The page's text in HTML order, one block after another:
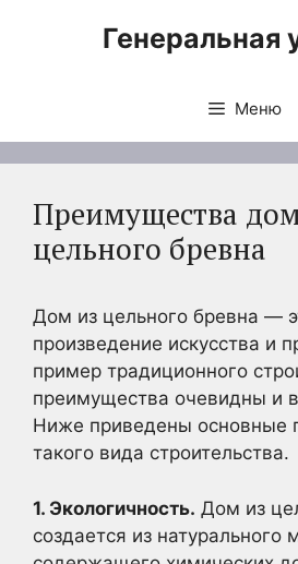
Генеральная
Меню
Преимущества
цельного бревна
Дом из цельного бревна —
произведение искусства и
пример традиционного
преимущества очевидны и
Ниже приведены основные
такого вида строительства.
1. Экологичность. Дом из
создается из натурального